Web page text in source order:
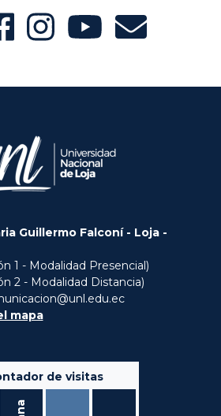
Guillermo Falconí - Loja -
1 - Modalidad Presencial)
2 - Modalidad Distancia)
mapa
de visitas